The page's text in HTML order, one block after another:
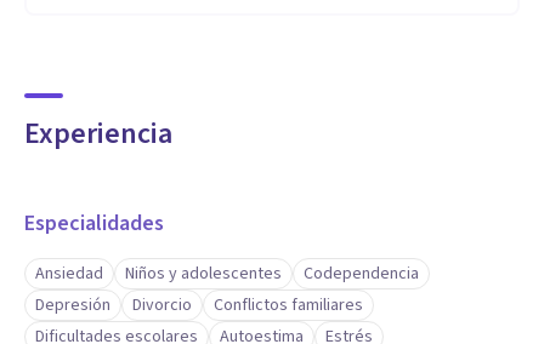
Especialidad en Psicoterapia de Grupo.
Especialidad en Psicoterapia Gestalt Humanista.
Experiencia
Especialidades
Ansiedad Niños y adolescentes
Codependencia
Depresión
Divorcio
Conflictos familiares
Dificultades escolares
Autoestima Estrés